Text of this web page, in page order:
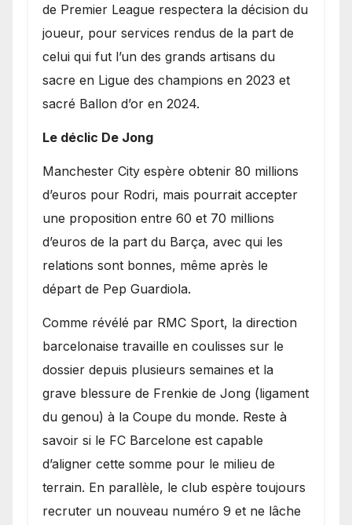
de Premier League respectera la décision du
joueur, pour services rendus de la part de
celui qui fut l’un des grands artisans du
sacre en Ligue des champions en 2023 et
sacré Ballon d’or en 2024.
Le déclic De Jong
​Manchester City espère obtenir 80 millions
d’euros pour Rodri, mais pourrait accepter
une proposition entre 60 et 70 millions
d’euros de la part du Barça, avec qui les
relations sont bonnes, même après le
départ de Pep Guardiola.
​Comme révélé par RMC Sport, la direction
barcelonaise travaille en coulisses sur le
dossier depuis plusieurs semaines et la
grave blessure de Frenkie de Jong (ligament
du genou) à la Coupe du monde. Reste à
savoir si le FC Barcelone est capable
d’aligner cette somme pour le milieu de
terrain. En parallèle, le club espère toujours
recruter un nouveau numéro 9 et ne lâche